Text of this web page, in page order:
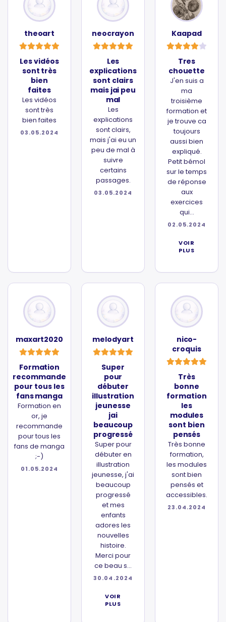
theoart
Les vidéos
sont très
bien
faites
Les vidéos
sont très
bien faites
03.05.2024
neocrayon
Les
explications
sont clairs
mais jai peu
mal
Les
explications
sont clairs,
mais j'ai eu un
peu de mal à
suivre
certains
passages.
03.05.2024
Kaapad
Tres
chouette
J'en suis a
ma
troisième
formation et
je trouve ca
toujours
aussi bien
expliqué.
Petit bémol
sur le temps
de réponse
aux
exercices
qui...
02.05.2024
VOIR
PLUS
maxart2020
Formation
recommande
pour tous les
fans manga
Formation en
or, je
recommande
pour tous les
fans de manga
;-)
01.05.2024
melodyart
Super
pour
débuter
illustration
jeunesse
jai
beaucoup
progressé
Super pour
débuter en
illustration
jeunesse, j'ai
beaucoup
progressé
et mes
enfants
adores les
nouvelles
histoire.
Merci pour
ce beau s...
30.04.2024
VOIR
PLUS
nico-
croquis
Très
bonne
formation
les
modules
sont bien
pensés
Très bonne
formation,
les modules
sont bien
pensés et
accessibles.
23.04.2024